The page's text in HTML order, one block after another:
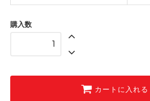
購入数
カートに入れる